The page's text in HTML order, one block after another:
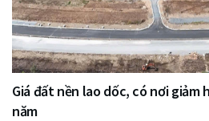
Giá đất nền lao dốc, có nơi giảm
năm